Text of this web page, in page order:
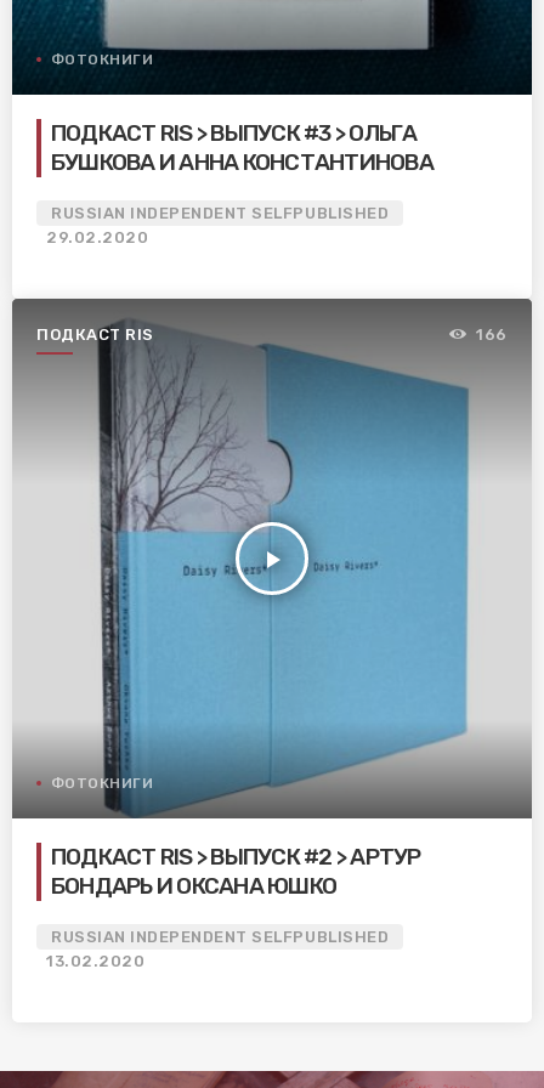
ФОТОКНИГИ
ПОДКАСТ RIS > ВЫПУСК #3 > ОЛЬГА
БУШКОВА И АННА КОНСТАНТИНОВА
RUSSIAN INDEPENDENT SELFPUBLISHED
29.02.2020
ПОДКАСТ RIS
play_arrow
166
ФОТОКНИГИ
ПОДКАСТ RIS > ВЫПУСК #2 > АРТУР
БОНДАРЬ И ОКСАНА ЮШКО
RUSSIAN INDEPENDENT SELFPUBLISHED
13.02.2020